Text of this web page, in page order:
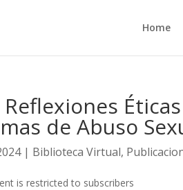
Home
Reflexiones
de Abuso
| Biblioteca Virtual,
is restricted to subscribers